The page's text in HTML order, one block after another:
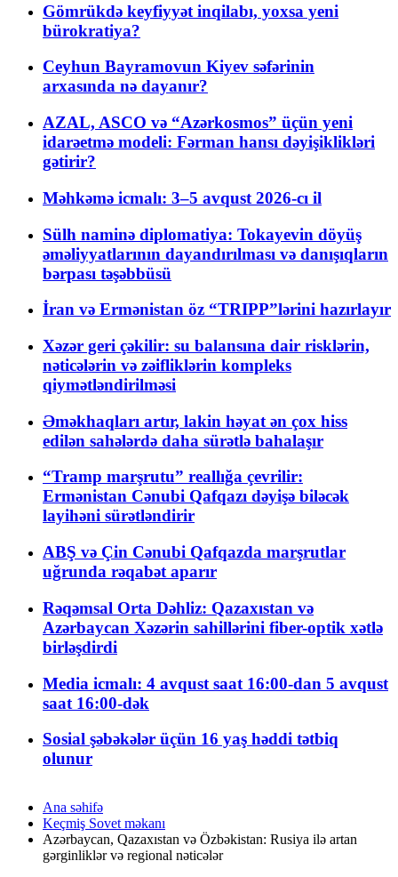
Gömrükdə keyfiyyət inqilabı, yoxsa yeni
bürokratiya?
Ceyhun Bayramovun Kiyev səfərinin
arxasında nə dayanır?
AZAL, ASCO və “Azərkosmos” üçün yeni
idarəetmə modeli: Fərman hansı dəyişiklikləri
gətirir?
Məhkəmə icmalı: 3–5 avqust 2026-cı il
Sülh naminə diplomatiya: Tokayevin döyüş
əməliyyatlarının dayandırılması və danışıqların
bərpası təşəbbüsü
İran və Ermənistan öz “TRIPP”lərini hazırlayır
Xəzər geri çəkilir: su balansına dair risklərin,
nəticələrin və zəifliklərin kompleks
qiymətləndirilməsi
Əməkhaqları artır, lakin həyat ən çox hiss
edilən sahələrdə daha sürətlə bahalaşır
“Tramp marşrutu” reallığa çevrilir:
Ermənistan Cənubi Qafqazı dəyişə biləcək
layihəni sürətləndirir
ABŞ və Çin Cənubi Qafqazda marşrutlar
uğrunda rəqabət aparır
Rəqəmsal Orta Dəhliz: Qazaxıstan və
Azərbaycan Xəzərin sahillərini fiber-optik xətlə
birləşdirdi
Media icmalı: 4 avqust saat 16:00-dan 5 avqust
saat 16:00-dək
Sosial şəbəkələr üçün 16 yaş həddi tətbiq
olunur
Ana səhifə
Keçmiş Sovet məkanı
Azərbaycan, Qazaxıstan və Özbəkistan: Rusiya ilə artan
gərginliklər və regional nəticələr